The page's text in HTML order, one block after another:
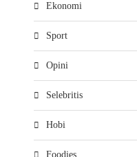
Ekonomi
Sport
Opini
Selebritis
Hobi
Foodies